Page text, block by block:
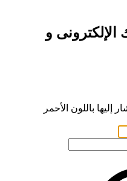
و
إليها باللون الأحمر